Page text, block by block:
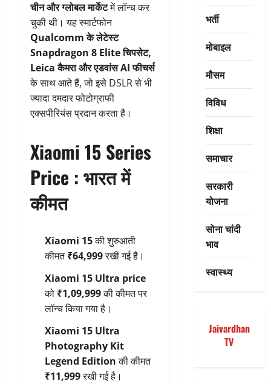
चीन और ग्लोबल मार्केटमें लॉन्च कर
चुकी थी। यह स्मार्टफोन
Qualcomm के लेटेस्ट
Snapdragon 8 Elite चिपसेट,
Leica कैमरा और एडवांस AI फीचर्स
के साथ आते हैं, जो इसे DSLR से भी
ज्यादा दमदार फोटोग्राफी
एक्सपीरियंस प्रदान करता है।
Xiaomi 15 Series
Price : भारत में
कीमत
Xiaomi 15की शुरुआती
कीमत₹64,999रखी गई है।
Xiaomi 15 Ultra price
को ₹1,09,999की कीमत पर
लॉन्च किया गया है।
Xiaomi 15 Ultra
Photography Kit
Legend Editionकी कीमत
₹11,999रखी गई है।
भर्ती
मोबाइल
मौसम
विविध
शिक्षा
समाचार
सरकारी
योजना
सोना चांदी
भाव
स्वास्थ्य
Jaivardhan
TV